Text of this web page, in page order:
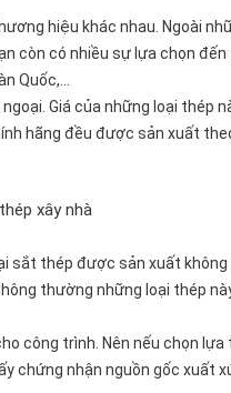
hiệu khác nhau. Ngoài
còn có nhiều sự lựa chọn
Quốc,…
Giá của những loại thép
hãng đều được sản xuất
sắt thép được sản xuất không
thường những loại thép
công trình. Nên nếu chọn lựa
chứng nhận nguồn gốc xuất